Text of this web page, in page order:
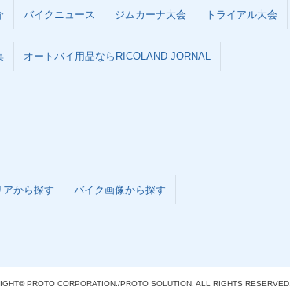
バイクニュース ジムカーナ大会 トライアル大会
オートバイ用品ならRICOLAND JORNAL
アから探す バイク画像から探す
PROTO CORPORATION./PROTO SOLUTION. ALL RIGHTS RESERVED.